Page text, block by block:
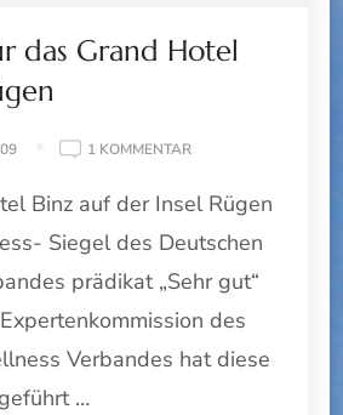
das Grand Hotel
1 KOMMENTARZU
GUT
DAS
GRAND
BINZ
AUF
Binz auf der Insel Rügen
Siegel des Deutschen
prädikat „Sehr gut“
des
Verbandes hat diese
…